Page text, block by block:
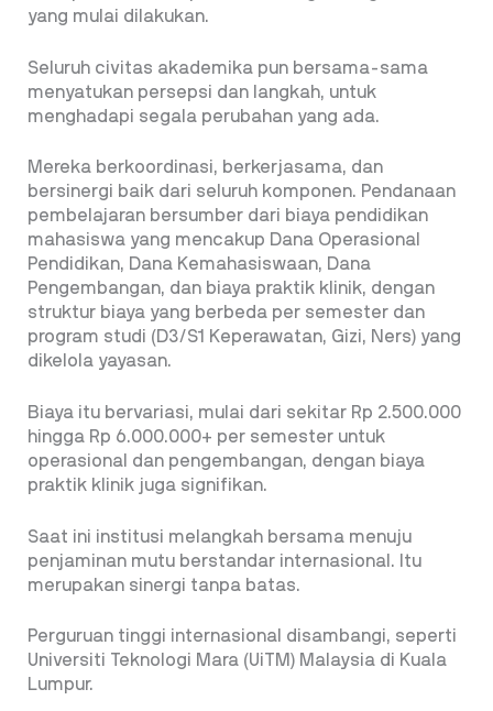
yang mulai dilakukan.
Seluruh civitas akademika pun bersama-sama
menyatukan persepsi dan langkah, untuk
menghadapi segala perubahan yang ada.
Mereka berkoordinasi, berkerjasama, dan
bersinergi baik dari seluruh komponen. Pendanaan
pembelajaran bersumber dari biaya pendidikan
mahasiswa yang mencakup Dana Operasional
Pendidikan, Dana Kemahasiswaan, Dana
Pengembangan, dan biaya praktik klinik, dengan
struktur biaya yang berbeda per semester dan
program studi (D3/S1 Keperawatan, Gizi, Ners) yang
dikelola yayasan.
Biaya itu bervariasi, mulai dari sekitar Rp 2.500.000
hingga Rp 6.000.000+ per semester untuk
operasional dan pengembangan, dengan biaya
praktik klinik juga signifikan.
Saat ini institusi melangkah bersama menuju
penjaminan mutu berstandar internasional. Itu
merupakan sinergi tanpa batas.
Perguruan tinggi internasional disambangi, seperti
Universiti Teknologi Mara (UiTM) Malaysia di Kuala
Lumpur.